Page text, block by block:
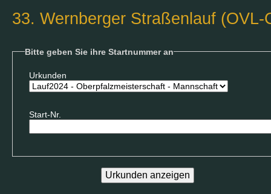
33. Wernberger Straßenlauf (OVL-
Bitte geben Sie ihre Startnummer an
Urkunden
Start-Nr.